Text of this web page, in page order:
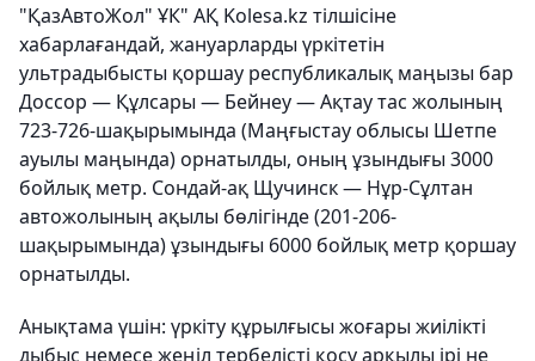
"ҚазАвтоЖол" ҰК" АҚ Kolesa.kz тілшісіне
хабарлағандай, жануарларды үркітетін
ультрадыбысты қоршау республикалық маңызы бар
Доссор — Құлсары — Бейнеу — Ақтау тас жолының
723-726-шақырымында (Маңғыстау облысы Шетпе
ауылы маңында) орнатылды, оның ұзындығы 3000
бойлық метр. Сондай-ақ Щучинск — Нұр-Сұлтан
автожолының ақылы бөлігінде (201-206-
шақырымында) ұзындығы 6000 бойлық метр қоршау
орнатылды.
Анықтама үшін: үркіту құрылғысы жоғары жиілікті
дыбыс немесе жеңіл тербелісті қосу арқылы ірі не